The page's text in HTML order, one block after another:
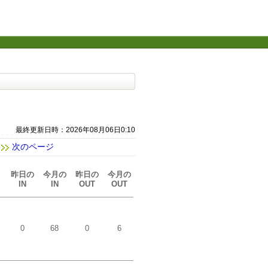
最終更新日時：2026年08月06日0:10
次のページ
昨日の
IN
今月の
IN
昨日の
OUT
今月の
OUT
0 68 0 6